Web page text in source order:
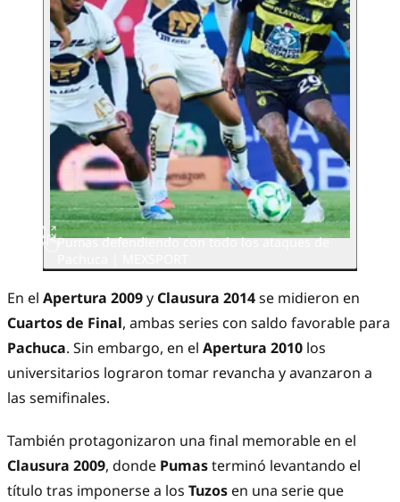
Pumas defendiendo con todo los ataques de
En el Apertura 2009y Clausura 2014se midieron en
Cuartos de Final, ambas series con saldo favorable para
Pachuca. Sin embargo, en el Apertura 2010 los
universitarios lograron tomar revancha y avanzaron a
las semifinales.
También protagonizaron una final memorable en el
Clausura 2009, donde Pumasterminó levantando el
título tras imponerse a los Tuzos en una serie que